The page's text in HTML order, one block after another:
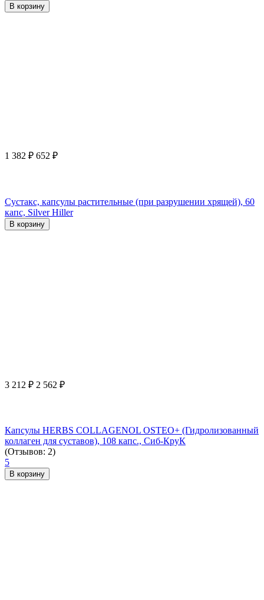
В корзину
1 382 ₽ 652 ₽
Сустакс, капсулы растительные (при разрушении хрящей), 60
капс, Silver Hiller
В корзину
3 212 ₽ 2 562 ₽
Капсулы HERBS COLLAGENOL OSTEO+ (Гидролизованный
коллаген для суставов), 108 капс., Сиб-КруК
(Отзывов: 2)
5
В корзину